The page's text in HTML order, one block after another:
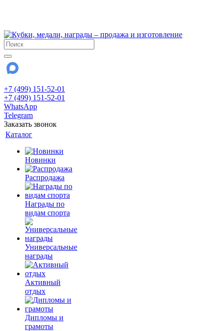
+7 (499) 151-52-01
+7 (499) 151-52-01
WhatsApp
Telegram
Заказать звонок
Каталог
Новинки
Распродажа
Награды по
видам спорта
Универсальные
награды
Активный
отдых
Дипломы и
грамоты